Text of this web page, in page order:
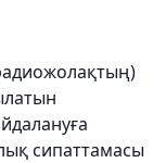
сипаттамасы